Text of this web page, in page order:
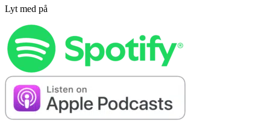
Lyt med på